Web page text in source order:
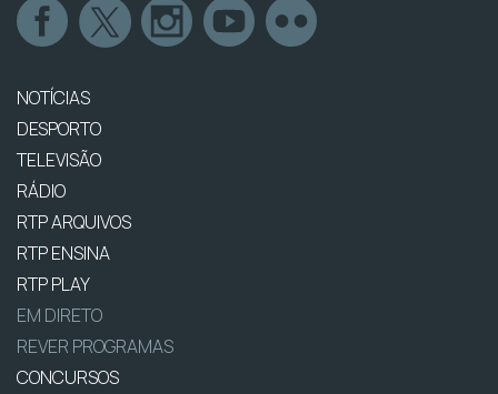
NOTÍCIAS
DESPORTO
TELEVISÃO
RÁDIO
RTP ARQUIVOS
RTP ENSINA
RTP PLAY
EM DIRETO
REVER PROGRAMAS
CONCURSOS